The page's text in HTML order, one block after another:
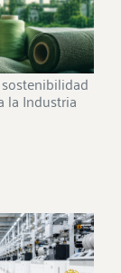
la Industria